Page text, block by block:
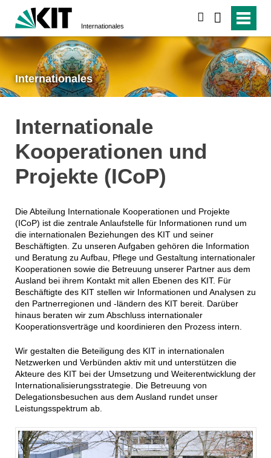
Internationales
Internationales
Internationale
Kooperationen und
Projekte (ICoP)
Die Abteilung Internationale Kooperationen und Projekte
(ICoP) ist die zentrale Anlaufstelle für Informationen rund um
die internationalen Beziehungen des KIT und seiner
Beschäftigten. Zu unseren Aufgaben gehören die Information
und Beratung zu Aufbau, Pflege und Gestaltung internationaler
Kooperationen sowie die Betreuung unserer Partner aus dem
Ausland bei ihrem Kontakt mit allen Ebenen des KIT. Für
Beschäftigte des KIT stellen wir Informationen und Analysen zu
den Partnerregionen und -ländern des KIT bereit. Darüber
hinaus beraten wir zum Abschluss internationaler
Kooperationsverträge und koordinieren den Prozess intern.
Wir gestalten die Beteiligung des KIT in internationalen
Netzwerken und Verbünden aktiv mit und unterstützen die
Akteure des KIT bei der Umsetzung und Weiterentwicklung der
Internationalisierungsstrategie. Die Betreuung von
Delegationsbesuchen aus dem Ausland rundet unser
Leistungsspektrum ab.